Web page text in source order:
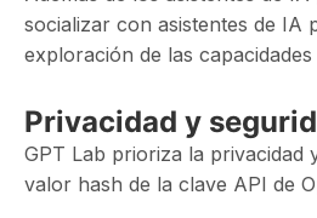
socializar con asistentes de IA
exploración de las capacidades
Privacidad y
GPT Lab prioriza la privacidad
valor hash de la clave API de